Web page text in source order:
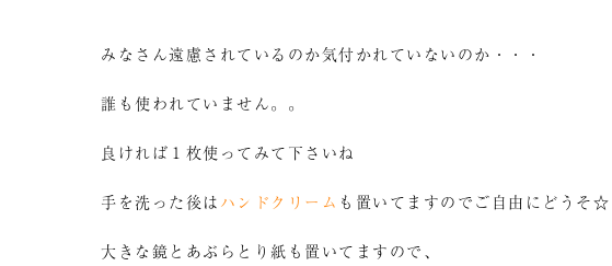
みなさん遠慮されているのか気付かれていないのか・・・
誰も使われていません。。
良ければ１枚使ってみて下さいね
手を洗った後は ハンドクリーム も置いてますのでご自由にどうそ☆
大きな鏡とあぶらとり紙も置いてますので、